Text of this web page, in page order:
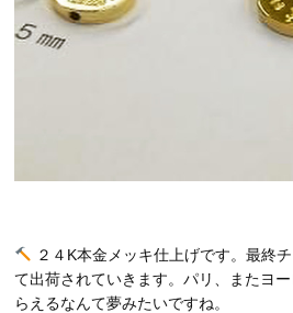
２４K本金メッキ仕上げです。最終
て出荷されていきます。パリ、またヨ
らえるなんて夢みたいですね。